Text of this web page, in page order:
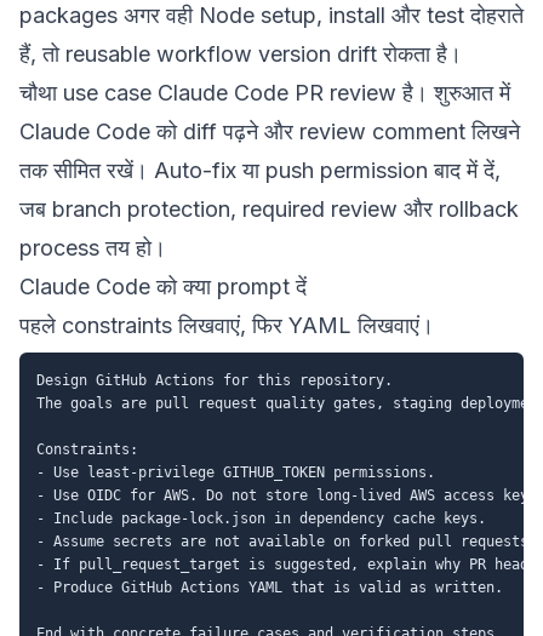
packages अगर वही Node setup, install और test दोहराते
हैं, तो reusable workflow version drift रोकता है।
चौथा use case Claude Code PR review है। शुरुआत में
Claude Code को diff पढ़ने और review comment लिखने
तक सीमित रखें। Auto-fix या push permission बाद में दें,
जब branch protection, required review और rollback
process तय हो।
Claude Code को क्या prompt दें
पहले constraints लिखवाएं, फिर YAML लिखवाएं।
Design GitHub Actions for this repository.
The goals are pull request quality gates, staging
Constraints:
- Use least-privilege GITHUB_TOKEN permissions.
- Use OIDC for AWS. Do not store long-lived AWS access
- Include package-lock.json in dependency cache keys.
- Assume secrets are not available on forked pull requests.
- If pull_request_target is suggested, explain why PR head
- Produce GitHub Actions YAML that is valid as written.